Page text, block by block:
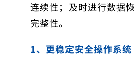
连续性；及时进行数据
完整性。
1、更稳定安全操作系统